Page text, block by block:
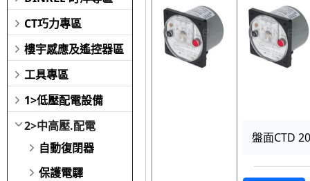
CT巧力專區
樓宇感應及遙控器區
工具專區
1>低壓配電設備
2>中高壓.配電
自動復閉器
保護電驛
盤面CTD